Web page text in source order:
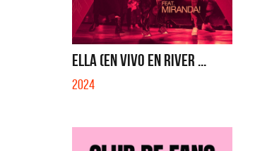
ELLA (EN VIVO EN RIVER ...
2024